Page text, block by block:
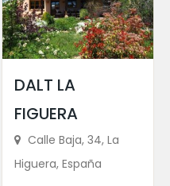
DALT LA
FIGUERA
Calle Baja, 34, La
Higuera, España